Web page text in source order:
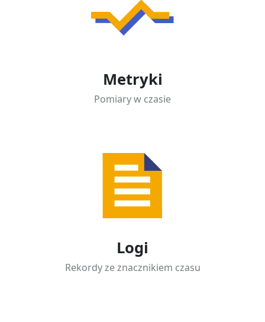
Metryki
Pomiary w czasie
Logi
Rekordy ze znacznikiem czasu